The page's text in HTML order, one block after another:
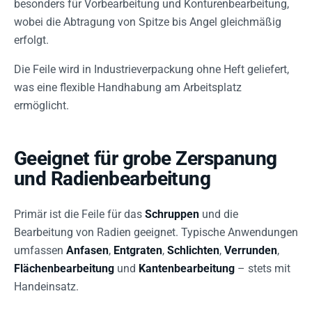
besonders für Vorbearbeitung und Konturenbearbeitung,
wobei die Abtragung von Spitze bis Angel gleichmäßig
erfolgt.
Die Feile wird in Industrieverpackung ohne Heft geliefert,
was eine flexible Handhabung am Arbeitsplatz
ermöglicht.
Geeignet für grobe Zerspanung
und Radienbearbeitung
Primär ist die Feile für das Schruppen und die
Bearbeitung von Radien geeignet. Typische Anwendungen
umfassen Anfasen, Entgraten, Schlichten, Verrunden,
Flächenbearbeitung und Kantenbearbeitung – stets mit
Handeinsatz.